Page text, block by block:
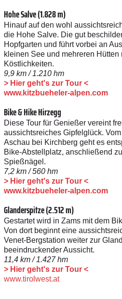
Hohe Salve (1.828 m)
Hinauf auf den wohl
die Hohe Salve. Die gut
Hopfgarten und führt vorbei an
kleinen See und mehreren Hütten
Köstlichkeiten.
9,9 km / 1.210 hm
> Hier geht's zur Tour <
www.kitzbueheler-alpen.com
Bike & Hike Hirzegg
Diese Tour für Genießer vereint
aussichtsreiches Gipfelglück.
Aschau bei Kirchberg geht es
Bike-Abstellplatz, anschließend
Spießnägel.
7,2 km / 560 hm
> Hier geht's zur Tour <
www.kitzbueheler-alpen.com
Glanderspitze (2.512 m)
Gestartet wird in Zams mit dem
Von dort beginnt eine
Venet-­Bergstation weiter zur
beeindruckender Aussicht.
11,4 km / 1.427 hm
> Hier geht's zur Tour <
www.tirolwest.at